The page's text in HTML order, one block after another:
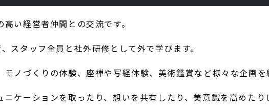
い経営者仲間との交流です。
スタッフ全員と社外研修として外で学びます。
ノづくりの体験、座禅や写経体験、美術鑑賞など様々な企画を
ケーションを取ったり、想いを共有したり、美意識を高めたり